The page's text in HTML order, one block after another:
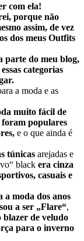
com ela!
porque não
assim, de vez
dos meus Outfits
parte do meu blog,
categorias
a moda e as
muito fácil de
populares
e o que ainda é
túnicas arejadas e
black era cinza
casuais e
a moda dos anos
a ser „Flare“,
blazer de veludo
para o inverno